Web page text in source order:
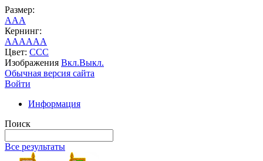
Размер:
AAA
Кернинг:
AAAAAA
Цвет: CCC
Изображения Вкл.Выкл.
Обычная версия сайта
Войти
Информация
Поиск
Все результаты